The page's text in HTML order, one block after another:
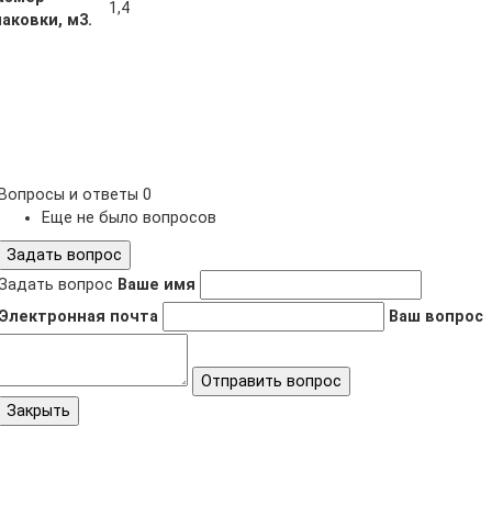
м3.
1,4
и ответы 0
Еще не было вопросов
Задать вопрос
вопрос Ваше имя
почта
Ваш вопрос
Отправить вопрос
Закрыть